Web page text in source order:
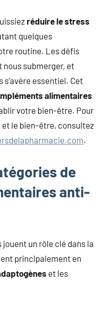
réduire le stress
quelques
routine. Les défis
submerger, et
essentiel. Cet
alimentaires
votre bien-être. Pour
et le bien-être, consultez
.
de
anti-
un rôle clé dans la
principalement en
et les